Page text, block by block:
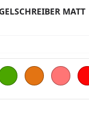
MATT